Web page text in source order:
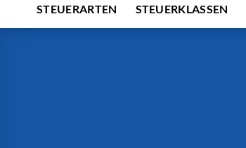
STEUERARTEN STEUERKLASSEN